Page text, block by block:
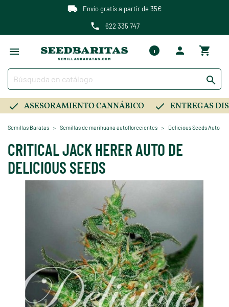
Envío gratis a partir de 35€
622 335 747

ASESORAMIENTO CANNÁBICO ENTREGAS
Semillas Baratas Semillas de marihuana autoflorecientes Delicious Seeds Auto
CRITICAL JACK HERER AUTO DE
DELICIOUS SEEDS